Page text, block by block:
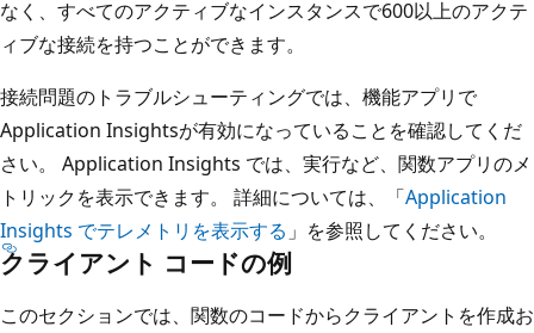
なく、すべてのアクティブなインスタンスで600以上のアクテ
ィブな接続を持つことができます。
接続問題のトラブルシューティングでは、機能アプリで
Application Insightsが有効になっていることを確認してくだ
さい。 Application Insights では、実行など、関数アプリのメ
トリックを表示できます。 詳細については、「Application
Insights でテレメトリを表示する 」を参照してください。
クライアント コードの例
このセクションでは、関数のコードからクライアントを作成お